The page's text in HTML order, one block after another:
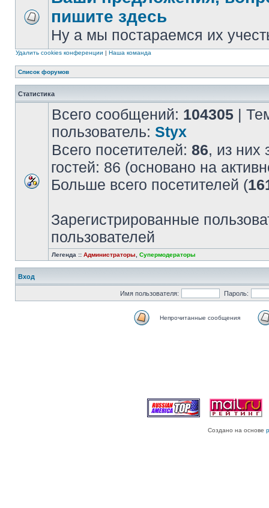
пишите здесь
Ну а мы постараемся их
Удалить cookies конференции | Наша команда
Список форумов
Статистика
Всего сообщений: 104305 |
пользователь: Styx
Всего посетителей: 86, из них
гостей: 86 (основано на
Больше всего посетителей (
Зарегистрированные
пользователей
Легенда :: Администраторы Супермодераторы
Вход
Имя пользователя: Пароль:
Непрочитанные сообщения
Создано на основе